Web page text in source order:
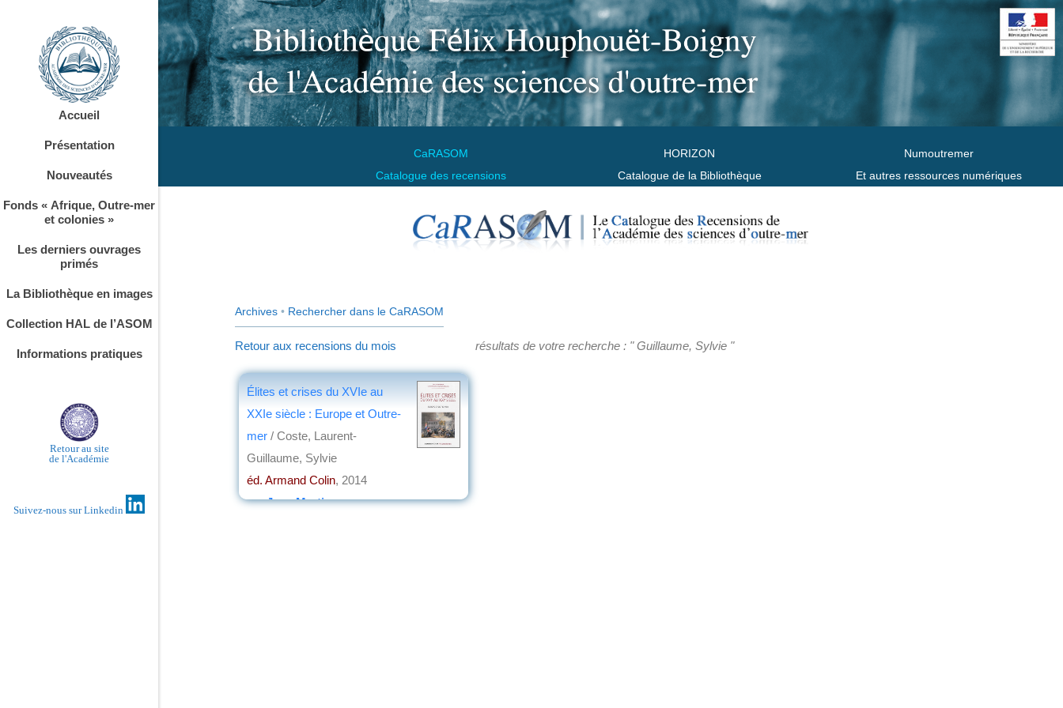
CaRASOM
Catalogue des recensions
HORIZON
Catalogue de la Bibliothèque
Numoutremer
Et autres ressources numériques
Accueil
Présentation
Nouveautés
Fonds « Afrique, Outre-mer
et colonies »
Les derniers ouvrages
primés
La Bibliothèque en images
Collection HAL de l’ASOM
Informations pratiques
Retour au site
de l'Académie
Suivez-nous sur Linkedin
Archives • Rechercher dans le CaRASOM
Retour aux recensions du mois résultats de votre recherche : " Guillaume, Sylvie "
Élites et crises du XVIe au
XXIe siècle : Europe et Outre-
mer / Coste, Laurent-
Guillaume, Sylvie
éd. Armand Colin, 2014
parJean Martin